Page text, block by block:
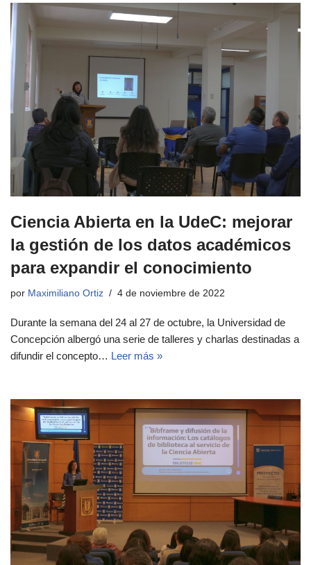
Ciencia Abierta en la UdeC: mejorar
la gestión de los datos académicos
para expandir el conocimiento
por Maximiliano Ortiz 4 de noviembre de 2022
Durante la semana del 24 al 27 de octubre, la Universidad de
Concepción albergó una serie de talleres y charlas destinadas a
difundir el concepto… Leer más »